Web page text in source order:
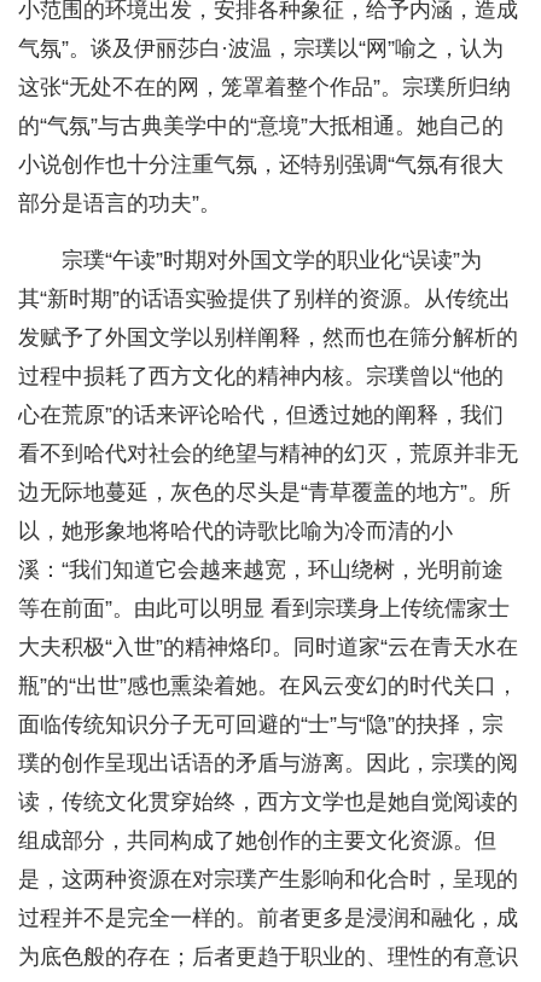
小范围的环境出发，安排各种象征，给予内涵，造成
气氛”。谈及伊丽莎白·波温，宗璞以“网”喻之，认为
这张“无处不在的网，笼罩着整个作品”。宗璞所归纳
的“气氛”与古典美学中的“意境”大抵相通。她自己的
小说创作也十分注重气氛，还特别强调“气氛有很大
部分是语言的功夫”。
宗璞“午读”时期对外国文学的职业化“误读”为
其“新时期”的话语实验提供了别样的资源。从传统出
发赋予了外国文学以别样阐释，然而也在筛分解析的
过程中损耗了西方文化的精神内核。宗璞曾以“他的
心在荒原”的话来评论哈代，但透过她的阐释，我们
看不到哈代对社会的绝望与精神的幻灭，荒原并非无
边无际地蔓延，灰色的尽头是“青草覆盖的地方”。所
以，她形象地将哈代的诗歌比喻为冷而清的小
溪：“我们知道它会越来越宽，环山绕树，光明前途
等在前面”。由此可以明显 看到宗璞身上传统儒家士
大夫积极“入世”的精神烙印。同时道家“云在青天水在
瓶”的“出世”感也熏染着她。在风云变幻的时代关口，
面临传统知识分子无可回避的“士”与“隐”的抉择，宗
璞的创作呈现出话语的矛盾与游离。因此，宗璞的阅
读，传统文化贯穿始终，西方文学也是她自觉阅读的
组成部分，共同构成了她创作的主要文化资源。但
是，这两种资源在对宗璞产生影响和化合时，呈现的
过程并不是完全一样的。前者更多是浸润和融化，成
为底色般的存在；后者更趋于职业的、理性的有意识